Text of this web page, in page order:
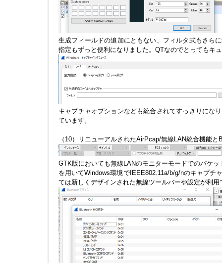
生成フィールドの追加にともない、フィルタ式もさら
指定もずっと便利になりました。QTなのでとってもキ
キャプチャオプションなども統合されてすっきりにな
ています。
（10）リニューアルされたAirPcap/無線LAN統合機能
GTK版においても無線LANのモニターモードでのパケッ
を用いてWindows環境でIEEE802.11a/b/g/nのキャプチ
ては新しくデザインされた無線ツールバーや設定が利用